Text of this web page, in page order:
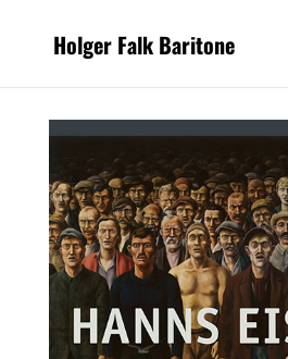
Holger Falk Baritone